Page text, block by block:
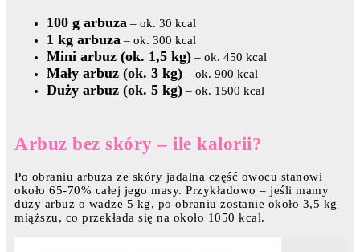
100 g arbuza – ok. 30 kcal
1 kg arbuza – ok. 300 kcal
Mini arbuz (ok. 1,5 kg) – ok. 450 kcal
Mały arbuz (ok. 3 kg) – ok. 900 kcal
Duży arbuz (ok. 5 kg) – ok. 1500 kcal
Arbuz bez skóry – ile kalorii?
Po obraniu arbuza ze skóry jadalna część owocu stanowi
około 65-70% całej jego masy. Przykładowo – jeśli mamy
duży arbuz o wadze 5 kg, po obraniu zostanie około 3,5 kg
miąższu, co przekłada się na około 1050 kcal.